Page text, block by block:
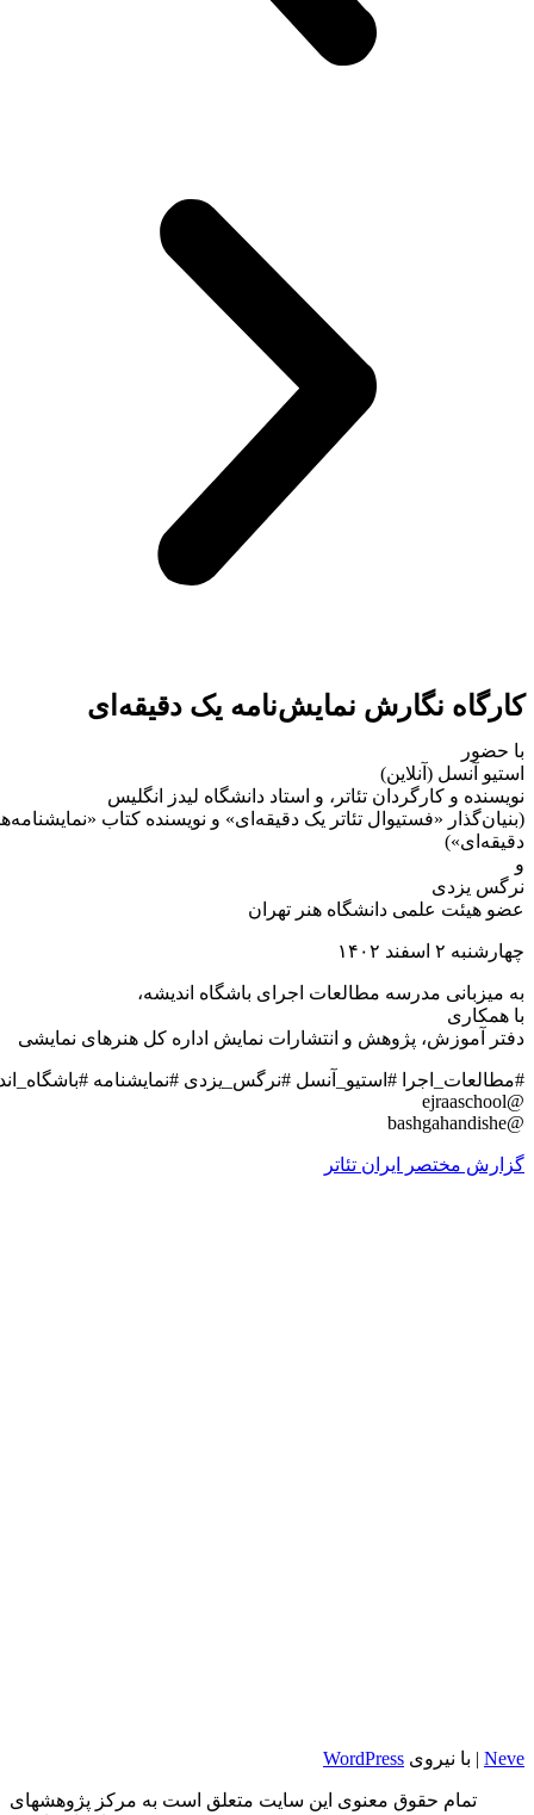
کارگاه نگارش نمایش‌نامه یک دقیقه‌ای
با حضور
استیو آنسل (آنلاین)
نویسنده و کارگردان تئاتر، و استاد دانشگاه لیدز انگلیس
(بنیان‌گذار «فستیوال تئاتر یک دقیقه‌‏ای» و نویسنده کتاب
دقیقه‏‌ای»)
و
نرگس یزدی
عضو هیئت علمی دانشگاه هنر تهران
چهارشنبه ۲ اسفند ۱۴۰۲
به میزبانی مدرسه مطالعات اجرای باشگاه اندیشه،
با همکاری
دفتر آموزش، پژوهش و انتشارات نمایش اداره کل هنرهای نمایشی
#مطالعات_اجرا #استیو_آنسل #نرگس_یزدی #نمایشنامه
@ejraaschool
@bashgahandishe
گزارش مختصر ایران تئاتر
Neve | با نیروی WordPress
تمام حقوق معنوی این سایت متعلق است به مرکز پژوهشهای